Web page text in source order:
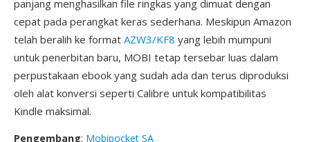
panjang menghasilkan file ringkas yang dimuat dengan
cepat pada perangkat keras sederhana. Meskipun Amazon
telah beralih ke format AZW3/KF8 yang lebih mumpuni
untuk penerbitan baru, MOBI tetap tersebar luas dalam
perpustakaan ebook yang sudah ada dan terus diproduksi
oleh alat konversi seperti Calibre untuk kompatibilitas
Kindle maksimal.
Pengembang: Mobipocket SA